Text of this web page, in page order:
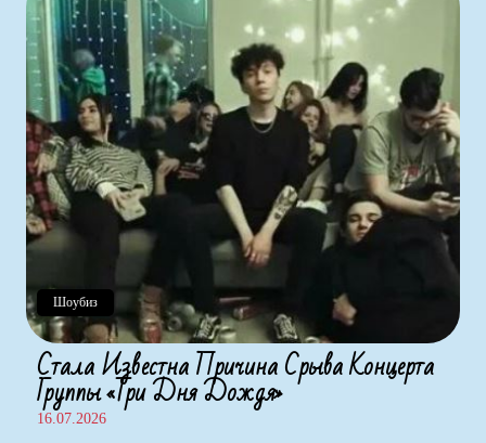
Шоубиз
Стала Известна Причина Срыва Концерта
Группы «Три Дня Дождя»
16.07.2026